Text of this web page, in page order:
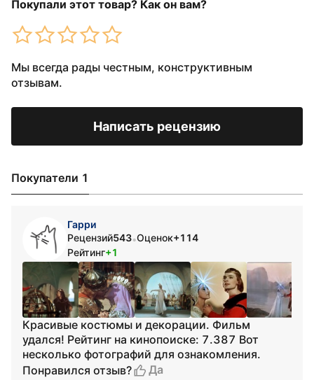
Покупали этот товар? Как он вам?
Мы всегда рады честным, конструктивным
отзывам.
Написать рецензию
Покупатели 1
Гарри
Рецензий543•Оценок+114
Рейтинг+1
Красивые костюмы и декорации. Фильм
удался! Рейтинг на кинопоиске: 7.387 Вот
несколько фотографий для ознакомления.
Понравился отзыв?
Да